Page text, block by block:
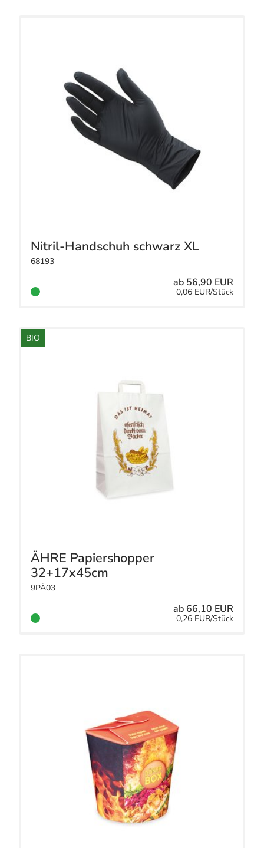
Nitril-Handschuh schwarz XL
68193
ab 56,90 EUR
0,06 EUR/Stück
BIO
ÄHRE Papiershopper
32+17x45cm
9PÄ03
ab 66,10 EUR
0,26 EUR/Stück